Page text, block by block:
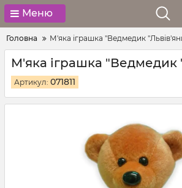
Меню
Головна М'яка іграшка "Ведмедик
М'яка іграшка "Ведмедик
Артикул: 071811